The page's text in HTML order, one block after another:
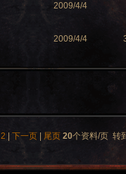
2009/4/4
2009/4/4
2 |下一页 尾页 20个资料/页 转